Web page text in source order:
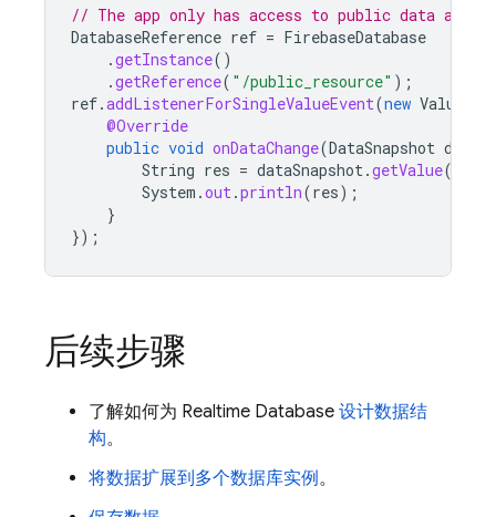
// The app only has access to public data as
DatabaseReference ref = FirebaseDatabase
.getInstance()
.getReference( "/public_resource" );
ref.addListenerForSingleValueEvent(new
@Override
public void onDataChange(DataSnapshot
String res = dataSnapshot.getValue();
System .out.println(res);
}
});
后续步骤
了解如何为 Realtime Database 设计数据结
构。
将数据扩展到多个数据库实例。